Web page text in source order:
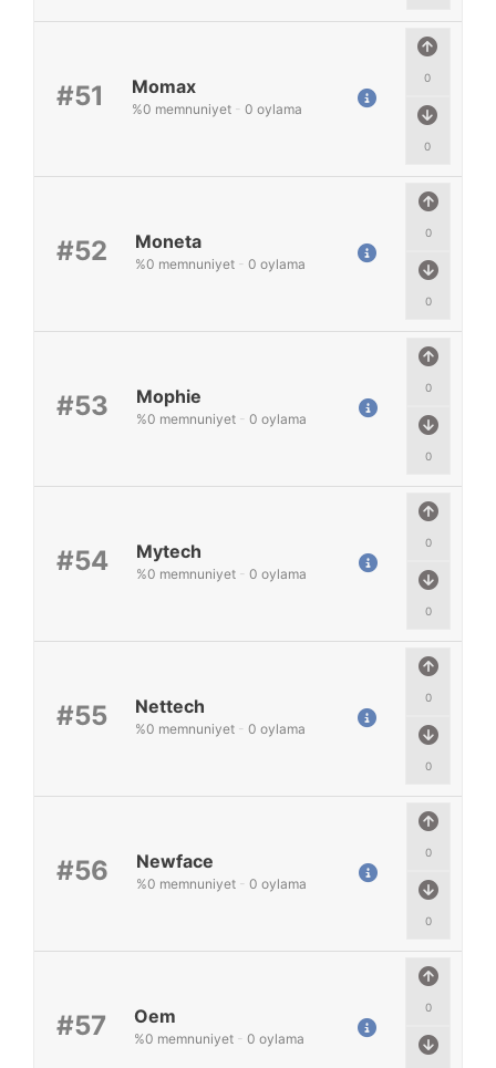
#51
0
0
Momax
%0 memnuniyet - 0 oylama
#52
0
0
Moneta
%0 memnuniyet - 0 oylama
#53
0
0
Mophie
%0 memnuniyet - 0 oylama
#54
0
0
Mytech
%0 memnuniyet - 0 oylama
#55
0
0
Nettech
%0 memnuniyet - 0 oylama
#56
0
0
Newface
%0 memnuniyet - 0 oylama
#57
0
Oem
%0 memnuniyet - 0 oylama